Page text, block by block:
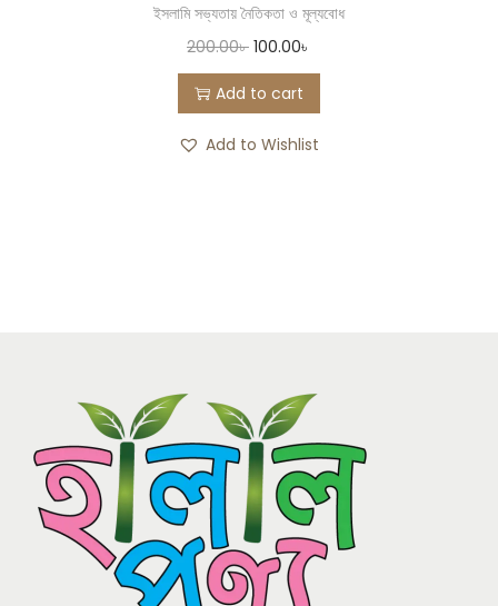
ইসলামি সভ্যতায় নৈতিকতা ও মূল্যবোধ
200.00৳ 100.00৳
Add to cart
Add to Wishlist